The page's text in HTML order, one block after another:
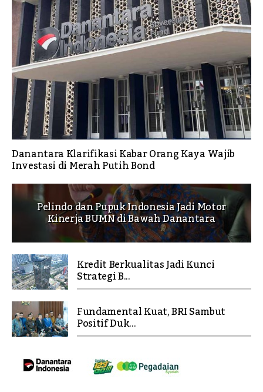
Danantara Klarifikasi Kabar Orang Kaya Wajib
Investasi di Merah Putih Bond
Pelindo dan Pupuk Indonesia Jadi Motor
Kinerja BUMN di Bawah Danantara
Kredit Berkualitas Jadi Kunci
Strategi B...
Fundamental Kuat, BRI Sambut
Positif Duk...